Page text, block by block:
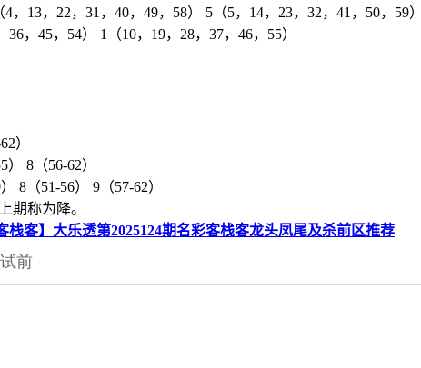
13，22，31，40，49，58） 5（5，14，23，32，41，50，59
，45，54） 1（10，19，28，37，46，55）
）
8（56-62）
8（51-56） 9（57-62）
期称为降。
栈客】大乐透第2025124期名彩客栈客龙头凤尾及杀前区推荐